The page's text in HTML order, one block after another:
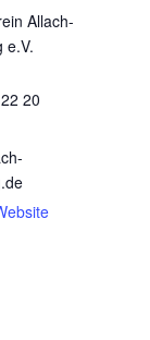
Allach-
e.V.
20